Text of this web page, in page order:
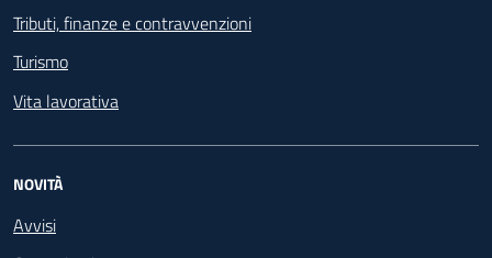
Tributi, finanze e contravvenzioni
Turismo
Vita lavorativa
NOVITÀ
Avvisi